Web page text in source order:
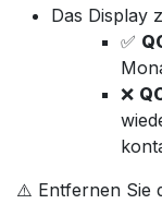
Das Display
✅
❌
⚠️ Entfernen Sie